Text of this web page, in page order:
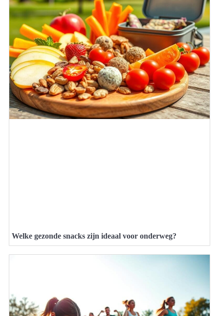
Welke gezonde snacks zijn ideaal voor onderweg?